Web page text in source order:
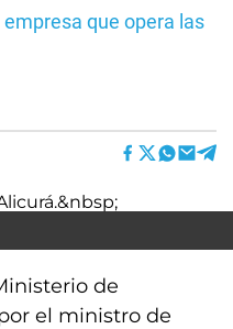
que opera las
de
el ministro de